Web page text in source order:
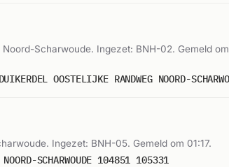
Scharwoude. Ingezet: BNH-02. Gemeld om
Ingezet: BNH-05. Gemeld om 01:17.
SCHARWOUDE 104851 105331